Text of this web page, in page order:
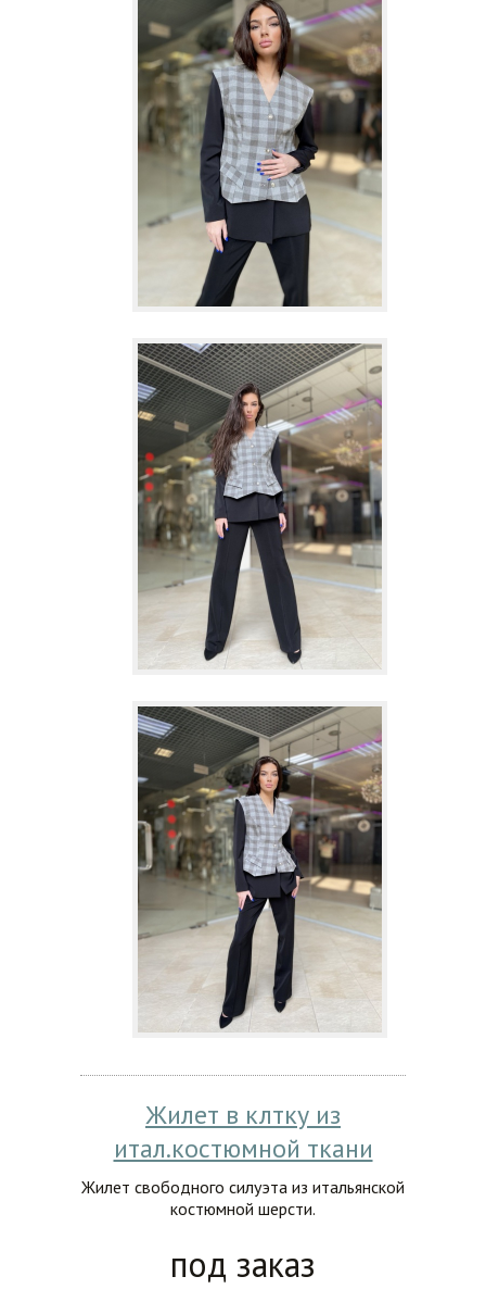
Жилет в клтку из
итал.костюмной ткани
Жилет свободного силуэта из итальянской
костюмной шерсти.
под заказ